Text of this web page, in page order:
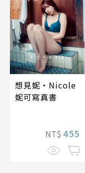
想見妮‧Nicole
妮可寫真書
NT$ 455